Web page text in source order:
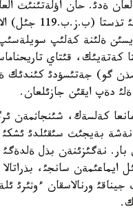
ةدئ. حان اؤلةتئنئث
جياث چيان وسئ
ةلئنة كةلئپ
كةتةيئك، قئتاي
گو) جةتئسؤدئ كئندئك
دةپ ايقئن جازئلعان.
كةلسةك، شئنجاثمةن
بةيجئث سئقئلدئ ئشكئ
بار. نةگئزئنةن بذل
ايماعئمةن سانجئ، بذراتالا
ورنالاسقان ءوثئرئ ئلة